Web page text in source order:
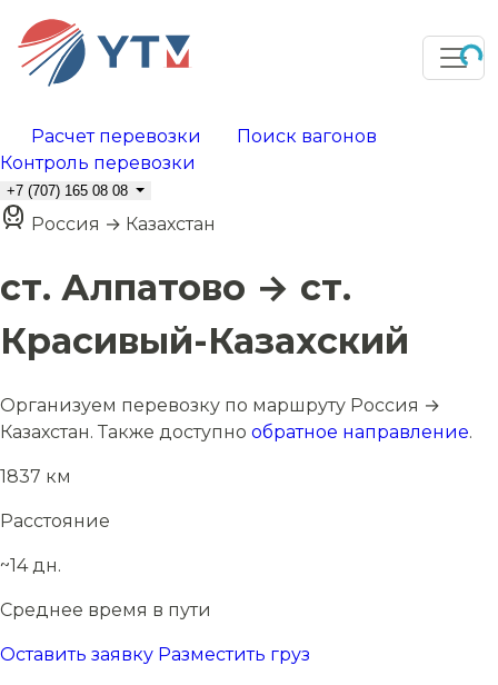
Расчет перевозки
Поиск вагонов
Контроль перевозки
+7 (707) 165 08 08
Россия → Казахстан
ст. Алпатово → ст.
Красивый-Казахский
Организуем перевозку по маршруту Россия →
Казахстан. Также доступно обратное направление.
1837 км
Расстояние
~14 дн.
Среднее время в пути
Оставить заявку Разместить груз